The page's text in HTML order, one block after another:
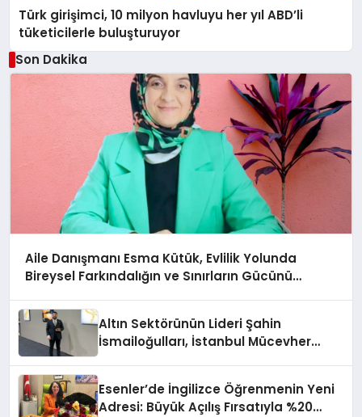
Türk girişimci, 10 milyon havluyu her yıl ABD’li
tüketicilerle buluşturuyor
Son Dakika
Aile Danışmanı Esma Kütük, Evlilik Yolunda
Bireysel Farkındalığın ve Sınırların Gücünü
Altın Sektörünün Lideri Şahin
İsmailoğulları, İstanbul Mücevher
Esenler’de İngilizce Öğrenmenin Yeni
Adresi: Büyük Açılış Fırsatıyla %20